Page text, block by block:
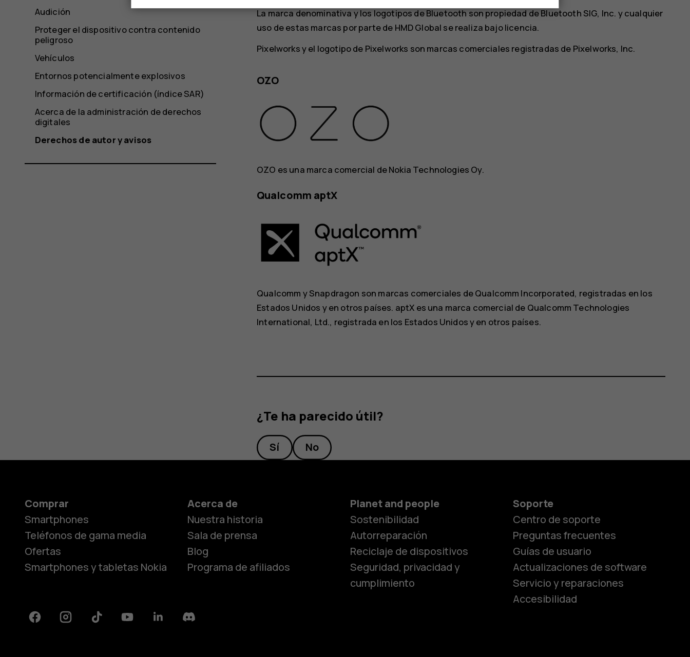
La marca denominativa y los logotipos de Bluetooth son propiedad de Bluetooth SIG, Inc. y cualquier
uso de estas marcas por parte de HMD Global se realiza bajo licencia.
Pixelworks y el logotipo de Pixelworks son marcas comerciales registradas de Pixelworks, Inc.
OZO
OZO es una marca comercial de Nokia Technologies Oy.
Qualcomm aptX
Qualcomm y Snapdragon son marcas comerciales de Qualcomm Incorporated, registradas en los
Estados Unidos y en otros países. aptX es una marca comercial de Qualcomm Technologies
International, Ltd., registrada en los Estados Unidos y en otros países.
¿Te ha parecido útil?
Sí No
Audición
Proteger el dispositivo contra contenido
peligroso
Vehículos
Entornos potencialmente explosivos
Información de certificación (índice SAR)
Acerca de la administración de derechos
digitales
Derechos de autor y avisos
Comprar
Smartphones
Teléfonos de gama media
Ofertas
Smartphones y tabletas Nokia
Acerca de
Nuestra historia
Sala de prensa
Blog
Programa de afiliados
Planet and people
Sostenibilidad
Autorreparación
Reciclaje de dispositivos
Seguridad, privacidad y
cumplimiento
Soporte
Centro de soporte
Preguntas frecuentes
Guías de usuario
Actualizaciones de software
Servicio y reparaciones
Accesibilidad
FacebookInstagramTiktok YoutubeLinkedinDiscord